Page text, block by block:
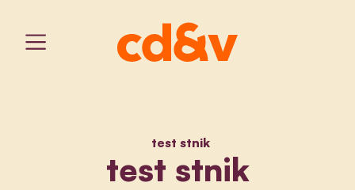
home
test stniktest stnik
test stnik